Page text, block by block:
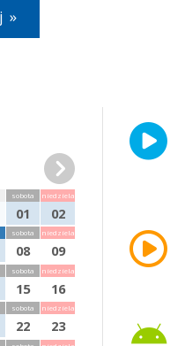
sobota
01
niedziela
02
sobota
08
niedziela
09
sobota
15
niedziela
16
sobota
22
niedziela
23